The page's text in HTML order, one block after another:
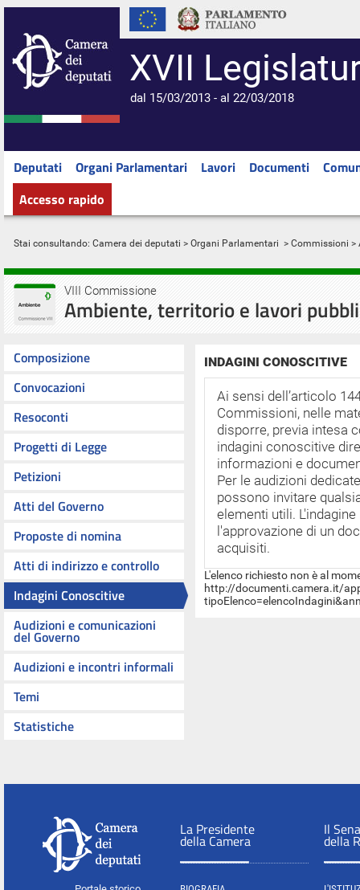
XVII
dal 15/03/2013 - al 22/03/2018
Deputati Organi Parlamentari Lavori Documenti
Accesso rapido
Stai consultando: Camera dei deputati > Organi Parlamentari > Commissioni >
VIII Commissione
Ambiente, territorio e lavori
Composizione
Convocazioni
Resoconti
Progetti di Legge
Petizioni
Atti del Governo
Proposte di nomina
Atti di indirizzo e controllo
Indagini Conoscitive
Audizioni e comunicazioni
del Governo
Audizioni e incontri informali
Temi
Statistiche
INDAGINI CONOSCITIVE
Ai sensi dell’articolo
Commissioni, nelle
disporre, previa intesa
indagini conoscitive
informazioni e
Per le audizioni
possono invitare
elementi utili.
l'approvazione di un
acquisiti.
L'elenco richiesto non è al
http://documenti.camera.it/
La Presidente
della Camera
Il
della